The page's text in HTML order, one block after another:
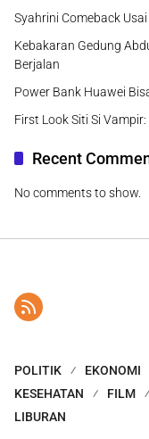
Syahrini Comeback
Kebakaran Gedung
Berjalan
Power Bank Huawei
First Look Siti Si
Recent
No comments to show.
POLITIK EKONOMI
KESEHATAN
FILM
LIBURAN